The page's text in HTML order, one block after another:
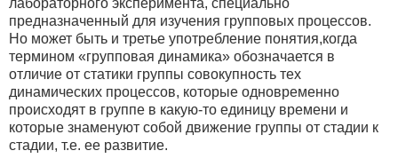
лабораторного эксперимента, специально
предназначенный для изучения групповых процессов.
Но может быть и третье употребление понятия,когда
термином «групповая динамика» обозначается в
отличие от статики группы совокупность тех
динамических процессов, которые одновременно
происходят в группе в какую-то единицу времени и
которые знаменуют собой движение группы от стадии к
стадии, т.е. ее развитие.